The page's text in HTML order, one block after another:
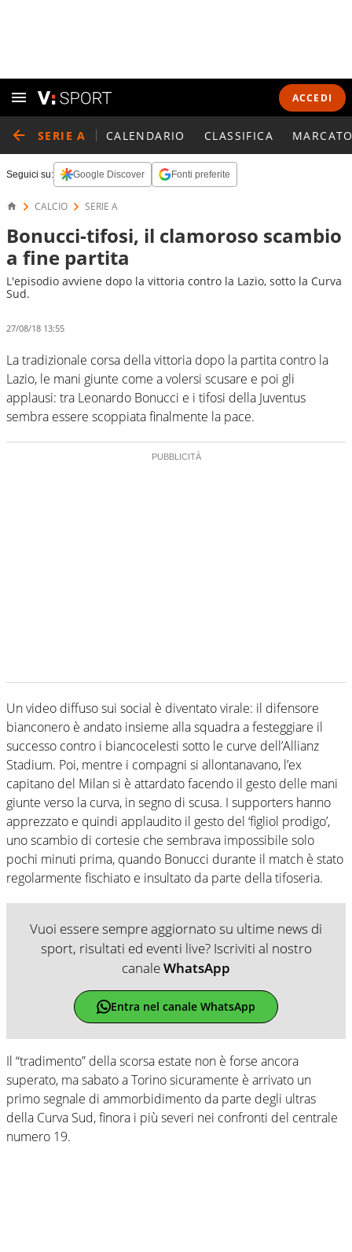
ACCEDI
SERIE A CALENDARIO CLASSIFICA
Seguici su: Google Discover Fonti preferite
CALCIO SERIE A
Bonucci-tifosi, il clamoroso scambio
a fine partita
L'episodio avviene dopo la vittoria contro la Lazio, sotto la Curva
Sud.
27/08/18 13:55
La tradizionale corsa della vittoria dopo la partita contro la
Lazio, le mani giunte come a volersi scusare e poi gli
applausi: tra Leonardo Bonucci e i tifosi della Juventus
sembra essere scoppiata finalmente la pace.
Un video diffuso sui social è diventato virale: il difensore
bianconero è andato insieme alla squadra a festeggiare il
successo contro i biancocelesti sotto le curve dell’Allianz
Stadium. Poi, mentre i compagni si allontanavano, l’ex
capitano del Milan si è attardato facendo il gesto delle mani
giunte verso la curva, in segno di scusa. I supporters hanno
apprezzato e quindi applaudito il gesto del ‘figliol prodigo’,
uno scambio di cortesie che sembrava impossibile solo
pochi minuti prima, quando Bonucci durante il match è stato
regolarmente fischiato e insultato da parte della tifoseria.
Vuoi essere sempre aggiornato su ultime news di
sport, risultati ed eventi live? Iscriviti al nostro
canaleWhatsApp
Entra nel canale WhatsApp
Il “tradimento” della scorsa estate non è forse ancora
superato, ma sabato a Torino sicuramente è arrivato un
primo segnale di ammorbidimento da parte degli ultras
della Curva Sud, finora i più severi nei confronti del centrale
numero 19.